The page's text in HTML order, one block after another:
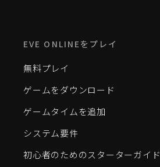
EVE ONLINEをプレイ
無料プレイ
ゲームをダウンロード
ゲームタイムを追加
システム要件
初心者のためのスターターガイド